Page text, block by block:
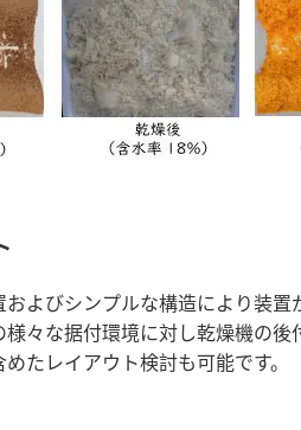
およびシンプルな構造により装置
様々な据付環境に対し乾燥機の
たレイアウト検討も可能です。